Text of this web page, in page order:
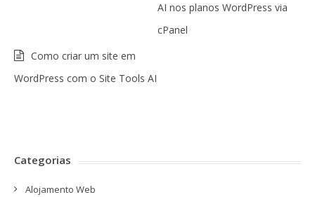
AI nos planos WordPress via
cPanel
Como criar um site em
WordPress com o Site Tools AI
Categorias
Alojamento Web